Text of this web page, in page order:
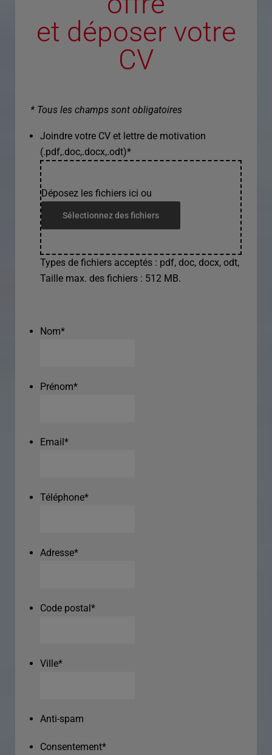
et déposer votre
CV
* Tous les champs sont obligatoires
Joindre votre CV et lettre de motivation
(.pdf,.doc,.docx,.odt)*
Déposez les fichiers ici ou
Sélectionnez des fichiers
Types de fichiers acceptés : pdf, doc, docx, odt,
Taille max. des fichiers : 512 MB.
Nom*
Prénom*
Email*
Téléphone*
Adresse*
Code postal*
Ville*
Anti-spam
Consentement*